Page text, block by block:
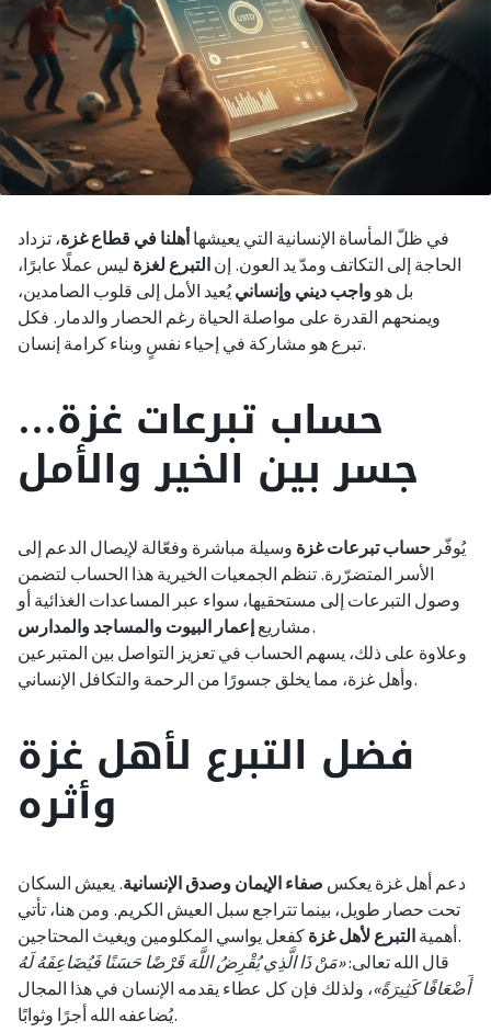
في ظلّ المأساة الإنسانية التي يعيشها أهلنا في قطاع غزة، تزداد
الحاجة إلى التكاتف ومدّ يد العون. إن التبرع لغزة ليس عملًا عابرًا،
بل هو واجب ديني وإنسانييُعيد الأمل إلى قلوب الصامدين،
ويمنحهم القدرة على مواصلة الحياة رغم الحصار والدمار. فكل
تبرع هو مشاركة في إحياء نفسٍ وبناء كرامة إنسان.
حساب تبرعات غزة…
جسر بين الخير والأمل
يُوفّر حساب تبرعات غزة وسيلة مباشرة وفعّالة لإيصال الدعم إلى
الأسر المتضرّرة. تنظم الجمعيات الخيرية هذا الحساب لتضمن
وصول التبرعات إلى مستحقيها، سواء عبر المساعدات الغذائية أو
مشاريع إعمار البيوت والمساجد والمدارس
.
وعلاوة على ذلك، يسهم الحساب في تعزيز التواصل بين المتبرعين
وأهل غزة، مما يخلق جسورًا من الرحمة والتكافل الإنساني.
فضل التبرع لأهل غزة
وأثره
دعم أهل غزة يعكس صفاء الإيمان وصدق الإنسانية. يعيش السكان
تحت حصار طويل، بينما تتراجع سبل العيش الكريم. ومن هنا، تأتي
أهمية التبرع لأهل غزة
كفعل يواسي المكلومين ويغيث المحتاجين.
قال الله تعالى:«مَنْ ذَا الَّذِي يُقْرِضُ اللَّهَ قَرْضًا حَسَنًا فَيُضَاعِفَهُ لَهُ
أَضْعَافًا كَثِيرَةً»، ولذلك فإن كل عطاء يقدمه الإنسان في هذا المجال
يُضاعفه الله أجرًا وثوابًا.